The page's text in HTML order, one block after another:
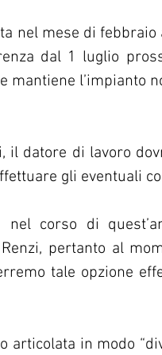
nel mese di
dal 1 luglio
mantiene l’impianto
il datore di lavoro
gli eventuali
nel corso di
pertanto al
tale opzione
articolata in modo